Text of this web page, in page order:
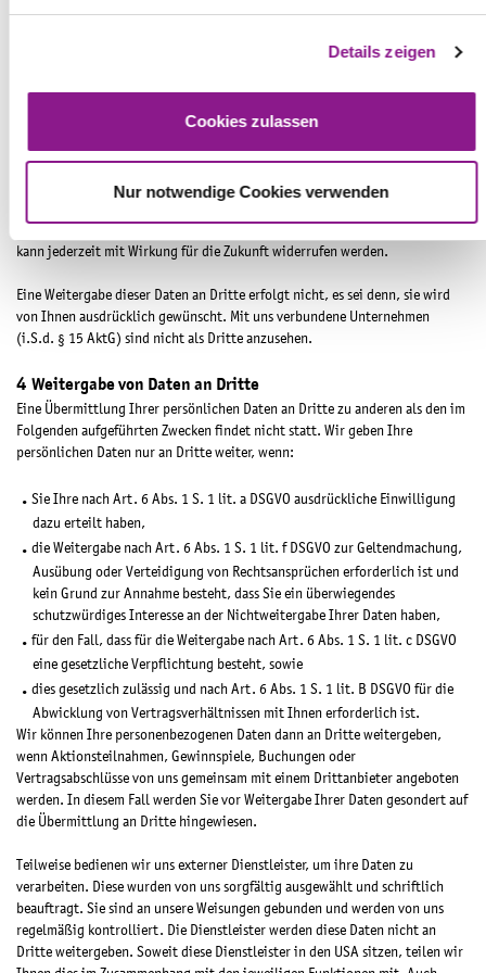
l
Details zeigen
Cookies zulassen
Nur notwendige Cookies verwenden
Namen, Anschriften) erfolgt die Preisgabe Ihrer Daten auf freiwilliger Basis.
Sie erklären sich durch die Eingabe dazu bereit, dass die eingegebenen
Werbung oder zur Wahrung berechtigter eigener Geschäftsinteressen im
Hinblick auf die Beratung und Betreuung unserer Kunden und Interessenten
oder Nutzung zu einem anderen Zweck erfolgt nicht. Diese Einwilligung
kann jederzeit mit Wirkung für die Zukunft widerrufen werden.
Eine Weitergabe dieser Daten an Dritte erfolgt nicht, es sei denn, sie wird
von Ihnen ausdrücklich gewünscht. Mit uns verbundene Unternehmen
(i.S.d. § 15 AktG) sind nicht als Dritte anzusehen.
Weitergabe von Daten an Dritte
Eine Übermittlung Ihrer persönlichen Daten an Dritte zu anderen als den im
Folgenden aufgeführten Zwecken findet nicht statt. Wir geben Ihre
persönlichen Daten nur an Dritte weiter, wenn:
Sie Ihre nach Art. 6 Abs. 1 S. 1 lit. a DSGVO ausdrückliche Einwilligung
dazu erteilt haben,
die Weitergabe nach Art. 6 Abs. 1 S. 1 lit. f DSGVO zur Geltendmachung,
Ausübung oder Verteidigung von Rechtsansprüchen erforderlich ist und
kein Grund zur Annahme besteht, dass Sie ein überwiegendes
schutzwürdiges Interesse an der Nichtweitergabe Ihrer Daten haben,
für den Fall, dass für die Weitergabe nach Art. 6 Abs. 1 S. 1 lit. c DSGVO
eine gesetzliche Verpflichtung besteht, sowie
dies gesetzlich zulässig und nach Art. 6 Abs. 1 S. 1 lit. B DSGVO für die
Abwicklung von Vertragsverhältnissen mit Ihnen erforderlich ist.
Wir können Ihre personenbezogenen Daten dann an Dritte weitergeben,
wenn Aktionsteilnahmen, Gewinnspiele, Buchungen oder
Vertragsabschlüsse von uns gemeinsam mit einem Drittanbieter angeboten
werden. In diesem Fall werden Sie vor Weitergabe Ihrer Daten gesondert auf
die Übermittlung an Dritte hingewiesen.
Teilweise bedienen wir uns externer Dienstleister, um ihre Daten zu
verarbeiten. Diese wurden von uns sorgfältig ausgewählt und schriftlich
beauftragt. Sie sind an unsere Weisungen gebunden und werden von uns
regelmäßig kontrolliert. Die Dienstleister werden diese Daten nicht an
Dritte weitergeben. Soweit diese Dienstleister in den USA sitzen, teilen wir